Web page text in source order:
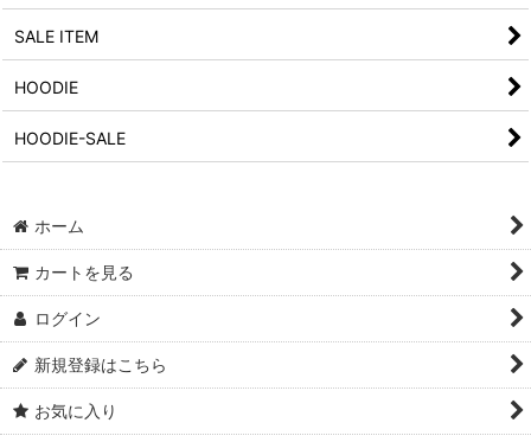
SALE ITEM
HOODIE
HOODIE-SALE
ホーム
カートを見る
ログイン
新規登録はこちら
お気に入り